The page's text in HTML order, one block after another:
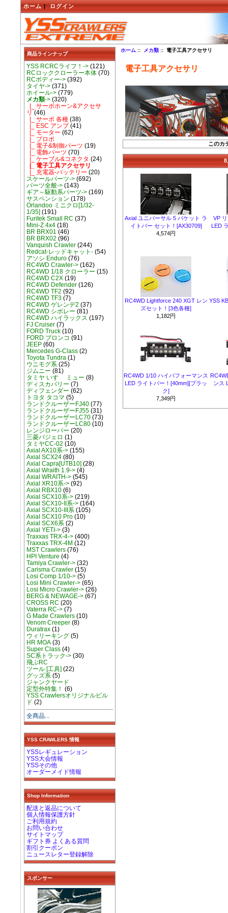
ホーム | ログイン
商品ラインナップ
YSS RCRCライフ！->(121)
RCロッククローラー本体(70)
RCボディー->(392)
タイヤ->(371)
ホイール->(779)
メカ類->(320)
|_ サーボホーン&アクセサ
リ (46)
|_ サーボ 各種(38)
|_ ESC アンプ(41)
|_ モーター (62)
|_ プロポ
|_ 電子&制御パーツ (19)
|_ 電飾パーツ (70)
|_ ケーブル&コネクタ (24)
|_ 電子工具アクセサリ
|_ 充電器-バッテリー (20)
スケールパーツ->(692)
パーツ全般->(143)
ギア～駆動系パーツ->(169)
サスペンション (178)
Orlandoo ミニクロ[1/32-
1/35] (191)
Furitek Small RC (37)
Mini-Z 4x4(18)
BR BRX01 (46)
BR BRX02 (96)
Vanquish Crawler(244)
Redcat-レッドキャット-(54)
アソシ Enduro(76)
RC4WD Crawler->(162)
RC4WD 1/18 クローラー (15)
RC4WD C2X(19)
RC4WD Defender(126)
RC4WD TF2 (92)
RC4WD TF3(7)
RC4WD ゲレンデ2 (37)
RC4WD シボレー (81)
RC4WD ハイラックス (197)
FJ Cruiser(7)
FORD Truck(10)
FORD ブロンコ (91)
JEEP(60)
Mercedes G-Class(2)
Toyota Tundra(1)
ウニモグ系(25)
ジムニー (81)
タミヤ いすゞ ミュー (8)
ディスカバリー (7)
ディフェンダー (62)
トヨタ タコマ (5)
ランドクルーザーFJ40(77)
ランドクルーザーFJ55(31)
ランドクルーザーLC70(73)
ランドクルーザーLC80(10)
レンジローバー (20)
三菱パジェロ (1)
タミヤCC-02 (10)
Axial AX10系->(155)
Axial SCX24(80)
Axial Capra[UTB10] (28)
Axial Wraith 1.9->(4)
Axial WRAITH->(545)
Axial XR10系->(92)
Axial RBX10(6)
Axial SCX10系->(219)
Axial SCX10-II系->(164)
Axial SCX10-III系(105)
Axial SCX10 Pro(10)
Axial SCX6系(2)
Axial YETI->(3)
Traxxas TRX-4->(400)
Traxxas TRX-4M (12)
MST Crawlers(76)
HPI Venture (4)
Tamiya Crawler->(32)
Carisma Crawler(15)
Losi Comp 1/10->(5)
Losi Mini Crawler->(65)
Losi Micro Crawler->(26)
BERG & NEWAGE->(67)
CROSS RC (20)
Vaterra RC->(7)
G Made Crawlers(10)
Venom Creeper(8)
Duratrax(1)
ウィリーキング(5)
HR MOA(3)
Super Class(4)
SC系トラック->(30)
飛ぶRC
ツール [工具] (22)
グッズ系(5)
ジャンクヤード
定型外特集！ (6)
YSS Crawlersオリジナルビル
ド (2)
全商品...
YSS CRAWLERS 情報
YSSレギュレーション
YSS大会情報
YSSその他
オーダーメイド情報
Shop Information
配送と返品について
個人情報保護方針
ご利用規約
お問い合わせ
サイトマップ
ギフト券 よくある質問
割引クーポン
ニュースレター登録解除
スポンサー
ホーム :: メカ類 :: 電子工具アクセサリ
電子工具アクセサリ
このカ
8
Axial ユニバーサル 5 バケット ラ
イトバー セット！[AX30709]
4,574円
VP
LED
RC4WD Lightforce 240 XGT レン
ズセット！[3色各種]
1,182円
YSS
RC4WD 1/10 ハイパフォーマンス
LED ライトバー！[40mm][ブラッ
ク]
7,349円
ンス